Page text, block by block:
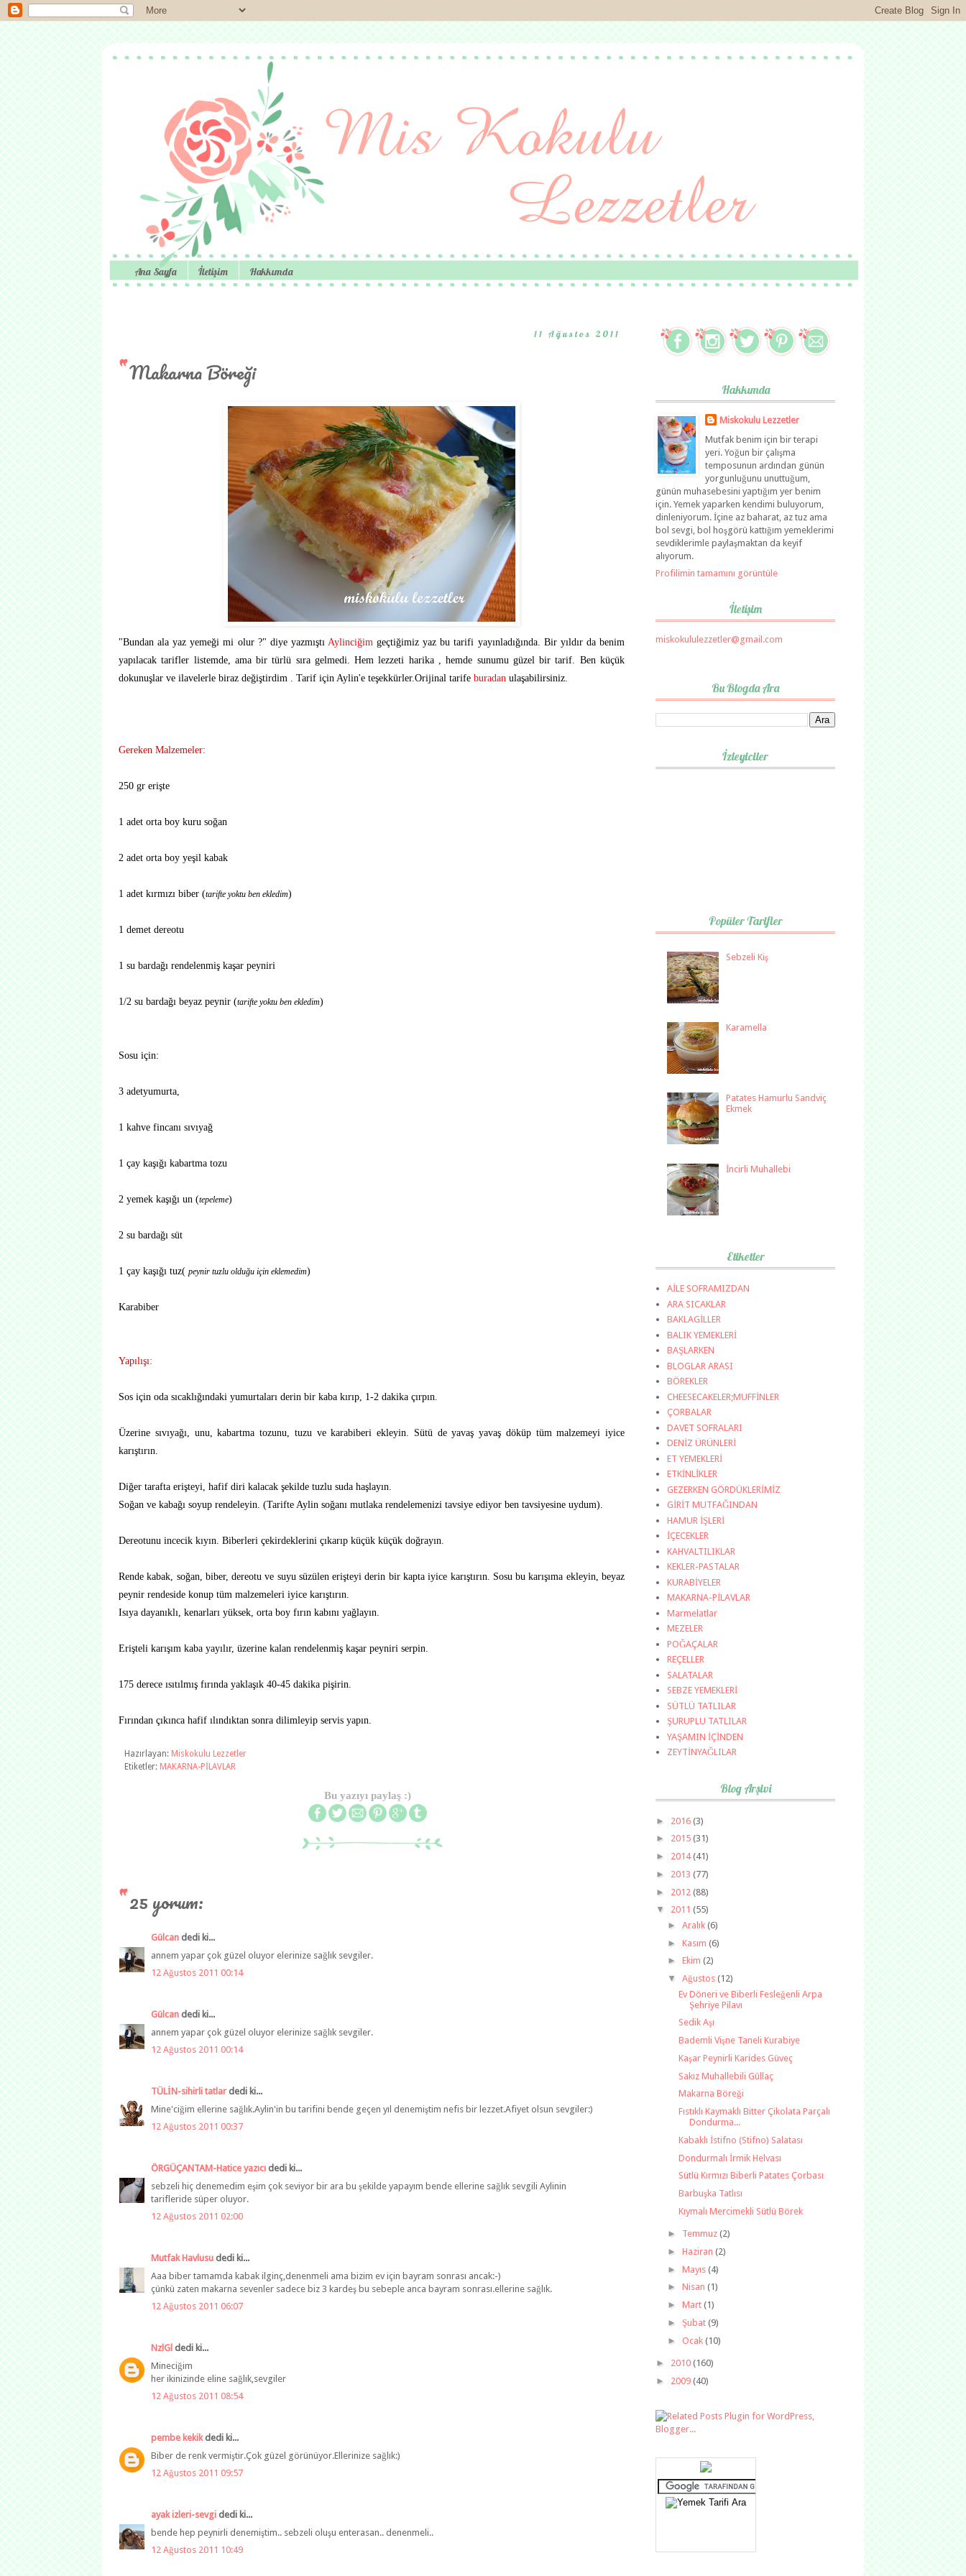
Ana Sayfa İletişim Hakkımda
11 Ağustos 2011
Makarna Böreği
"Bundan ala yaz yemeği mi olur ?" diye yazmıştı Aylinciğim geçtiğimiz yaz bu tarifi yayınladığında. Bir yıldır da benim
yapılacak tarifler listemde, ama bir türlü sıra gelmedi. Hem lezzeti harika , hemde sunumu güzel bir tarif. Ben küçük
dokunuşlar ve ilavelerle biraz değiştirdim . Tarif için Aylin'e teşekkürler.Orijinal tarife buradan ulaşabilirsiniz.
Gereken Malzemeler:
250 gr erişte
1 adet orta boy kuru soğan
2 adet orta boy yeşil kabak
1 adet kırmızı biber (tarifte yoktu ben ekledim)
1 demet dereotu
1 su bardağı rendelenmiş kaşar peyniri
1/2 su bardağı beyaz peynir (tarifte yoktu ben ekledim)
Sosu için:
3 adetyumurta,
1 kahve fincanı sıvıyağ
1 çay kaşığı kabartma tozu
2 yemek kaşığı un (tepeleme)
2 su bardağı süt
1 çay kaşığı tuz( peynir tuzlu olduğu için eklemedim)
Karabiber
Yapılışı:
Sos için oda sıcaklığındaki yumurtaları derin bir kaba kırıp, 1-2 dakika çırpın.
Üzerine sıvıyağı, unu, kabartma tozunu, tuzu ve karabiberi ekleyin. Sütü de yavaş yavaş döküp tüm malzemeyi iyice
karıştırın.
Diğer tarafta erişteyi, hafif diri kalacak şekilde tuzlu suda haşlayın.
Soğan ve kabağı soyup rendeleyin. (Tarifte Aylin soğanı mutlaka rendelemenizi tavsiye ediyor ben tavsiyesine uydum).
Dereotunu incecik kıyın. Biberleri çekirdeklerini çıkarıp küçük küçük doğrayın.
Rende kabak, soğan, biber, dereotu ve suyu süzülen erişteyi derin bir kapta iyice karıştırın. Sosu bu karışıma ekleyin, beyaz
peynir rendeside konup tüm malzemeleri iyice karıştırın.
Isıya dayanıklı, kenarları yüksek, orta boy fırın kabını yağlayın.
Erişteli karışım kaba yayılır, üzerine kalan rendelenmiş kaşar peyniri serpin.
175 derece ısıtılmış fırında yaklaşık 40-45 dakika pişirin.
Fırından çıkınca hafif ılındıktan sonra dilimleyip servis yapın.
Hazırlayan: Miskokulu Lezzetler
Etiketler: MAKARNA-PİLAVLAR
Bu yazıyı paylaş :)
25 yorum:
Gülcan dedi ki...
annem yapar çok güzel oluyor elerinize sağlık sevgiler.
12 Ağustos 2011 00:14
Gülcan dedi ki...
annem yapar çok güzel oluyor elerinize sağlık sevgiler.
12 Ağustos 2011 00:14
TÜLİN-sihirli tatlar dedi ki...
Mine'ciğim ellerine sağlık.Aylin'in bu tarifini bende geçen yıl denemiştim nefis bir lezzet.Afiyet olsun sevgiler:)
12 Ağustos 2011 00:37
ÖRGÜÇANTAM-Hatice yazıcı dedi ki...
sebzeli hiç denemedim eşim çok seviyor bir ara bu şekilde yapayım bende ellerine sağlık sevgili Aylinin
tarifleride süper oluyor.
12 Ağustos 2011 02:00
Mutfak Havlusu dedi ki...
Aaa biber tamamda kabak ilginç,denenmeli ama bizim ev için bayram sonrası ancak:-)
çünkü zaten makarna sevenler sadece biz 3 kardeş bu sebeple anca bayram sonrası.ellerine sağlık.
12 Ağustos 2011 06:07
NzlGl dedi ki...
Mineciğim
her ikinizinde eline sağlık,sevgiler
12 Ağustos 2011 08:54
pembe kekikdedi ki...
Biber de renk vermiştir.Çok güzel görünüyor.Ellerinize sağlık:)
12 Ağustos 2011 09:57
ayak izleri-sevgi dedi ki...
bende hep peynirli denemiştim.. sebzeli oluşu enterasan.. denenmeli..
12 Ağustos 2011 10:49
Hakkımda
Miskokulu Lezzetler
Mutfak benim için bir terapi
yeri. Yoğun bir çalışma
temposunun ardından günün
yorgunluğunu unuttuğum,
günün muhasebesini yaptığım yer benim
için. Yemek yaparken kendimi buluyorum,
dinleniyorum. İçine az baharat, az tuz ama
bol sevgi, bol hoşgörü kattığım yemeklerimi
sevdiklerimle paylaşmaktan da keyif
alıyorum.
Profilimin tamamını görüntüle
İletişim
miskokululezzetler@gmail.com
Bu Blogda Ara
İzleyiciler
Popüler Tarifler
Sebzeli Kiş
Karamella
Patates Hamurlu Sandviç
Ekmek
İncirli Muhallebi
Etiketler
AİLE SOFRAMIZDAN
ARA SICAKLAR
BAKLAGİLLER
BALIK YEMEKLERİ
BAŞLARKEN
BLOGLAR ARASI
BÖREKLER
CHEESECAKELER;MUFFİNLER
ÇORBALAR
DAVET SOFRALARI
DENİZ ÜRÜNLERİ
ET YEMEKLERİ
ETKİNLİKLER
GEZERKEN GÖRDÜKLERİMİZ
GİRİT MUTFAĞINDAN
HAMUR İŞLERİ
İÇECEKLER
KAHVALTILIKLAR
KEKLER-PASTALAR
KURABİYELER
MAKARNA-PİLAVLAR
Marmelatlar
MEZELER
POĞAÇALAR
REÇELLER
SALATALAR
SEBZE YEMEKLERİ
SÜTLÜ TATLILAR
ŞURUPLU TATLILAR
YAŞAMIN İÇİNDEN
ZEYTİNYAĞLILAR
Blog Arşivi
► 2016 (3)
► 2015 (31)
► 2014(41)
► 2013 (77)
► 2012 (88)
▼ 2011 (55)
► Aralık (6)
► Kasım (6)
► Ekim (2)
▼ Ağustos (12)
Ev Döneri ve Biberli Fesleğenli Arpa
Şehriye Pilavı
Sedik Aşı
Bademli Vişne Taneli Kurabiye
Kaşar Peynirli Karides Güveç
Sakız Muhallebili Güllaç
Makarna Böreği
Fıstıklı Kaymaklı Bitter Çikolata Parçalı
Dondurma...
Kabaklı İstifno (Stifno) Salatası
Dondurmalı İrmik Helvası
Sütlü Kırmızı Biberli Patates Çorbası
Barbuşka Tatlısı
Kıymalı Mercimekli Sütlü Börek
► Temmuz (2)
► Haziran (2)
► Mayıs (4)
► Nisan (1)
► Mart (1)
► Şubat (9)
► Ocak (10)
► 2010 (160)
► 2009 (40)